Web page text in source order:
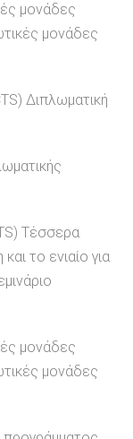
μονάδες
μονάδες
Διπλωματική
Τέσσερα
το ενιαίο για
μονάδες
μονάδες